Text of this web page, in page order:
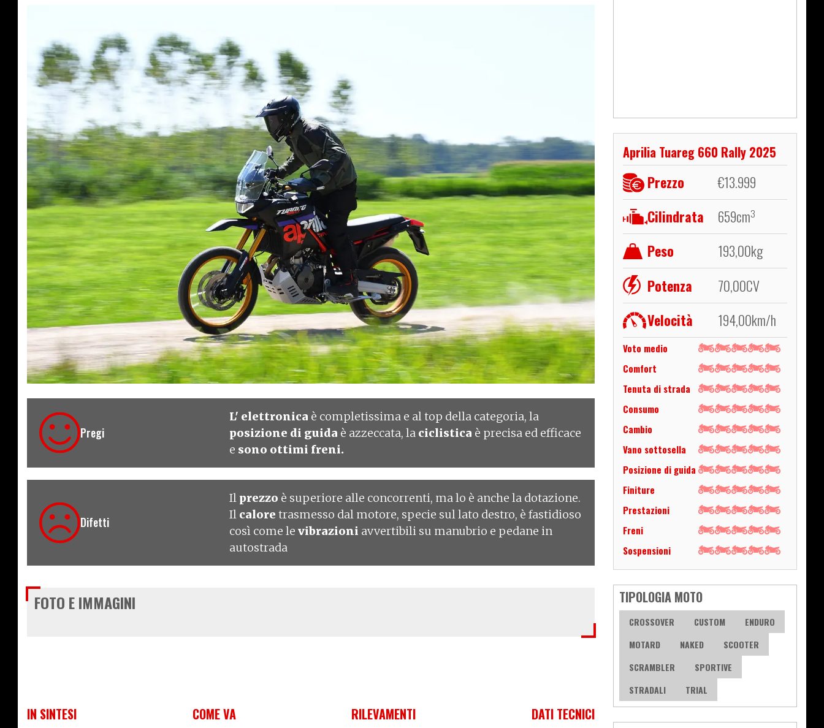
€ 13.999
Pregi
L' elettronica è completissima e al top della categoria, la
posizione di guida è azzeccata, la ciclistica è precisa ed efficace
e sono ottimi freni.
Difetti
Il prezzo è superiore alle concorrenti, ma lo è anche la dotazione.
Il calore trasmesso dal motore, specie sul lato destro, è fastidioso
così come le vibrazioni avvertibili su manubrio e pedane in
autostrada
FOTO E IMMAGINI
IN SINTESI COME VA RILEVAMENTI DATI TECNICI
Aprilia Tuareg 660 Rally 2025
Prezzo €13.999
Cilindrata
659cm3
Peso 193,00kg
Potenza
70,00CV
Velocità
194,00km/h
Voto medio
Comfort
Tenuta di strada
Consumo
Cambio
Vano sottosella
Posizione di guida
Finiture
Prestazioni
Freni
Sospensioni
TIPOLOGIA MOTO
CROSSOVER CUSTOM
ENDURO
MOTARD
NAKED
SCOOTER
SCRAMBLER
SPORTIVE
STRADALI
TRIAL